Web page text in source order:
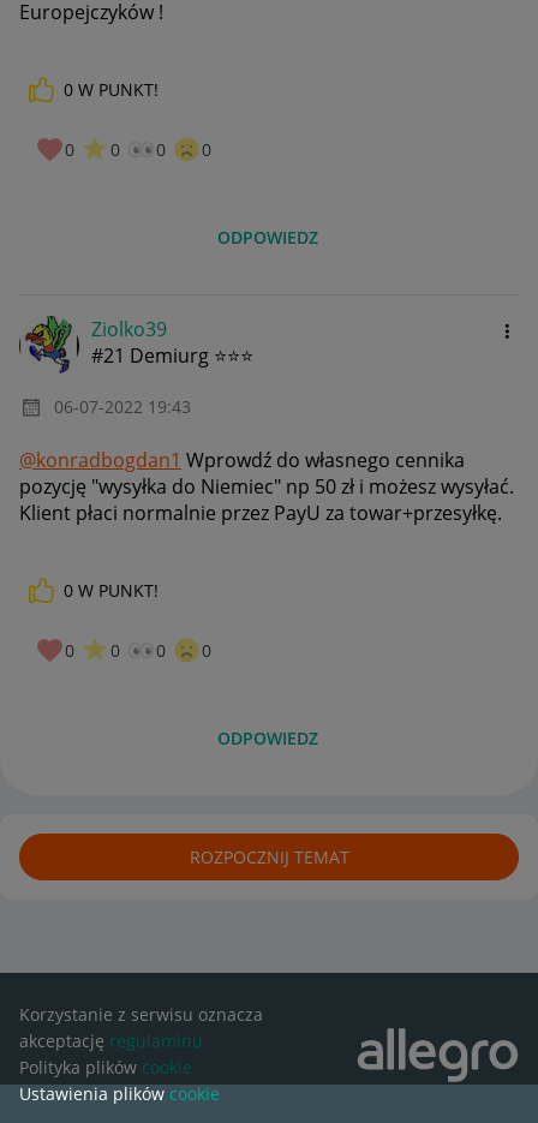
Europejczyków !
0 W PUNKT!
0 0 0 0
ODPOWIEDZ
Ziolko39
#21 Demiurg ⭐⭐⭐
‎06-07-2022 19:43
@konradbogdan1 Wprowdź do własnego cennika
pozycję "wysyłka do Niemiec" np 50 zł i możesz wysyłać.
Klient płaci normalnie przez PayU za towar+przesyłkę.
0 W PUNKT!
0 0 0 0
ODPOWIEDZ
ROZPOCZNIJ TEMAT
Korzystanie z serwisu oznacza
akceptację regulaminu
Polityka plików cookie
Ustawienia plików cookie